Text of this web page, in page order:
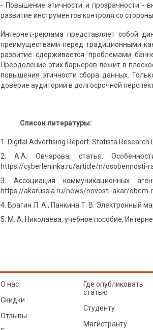
- Повышение этичности и прозрачности -
развитие инструментов контроля со
Интернет-реклама представляет собой
преимуществами перед традиционными
развитие сдерживается проблемами
Преодоление этих барьеров лежит в
повышения этичности сбора данных.
доверие аудитории в долгосрочной
Список литературы:
Digital Advertising Report. Statista Research
А.А. Овчарова, статья,
https://cyberleninka.ru/article/n/osobennosti-
Ассоциация коммуникационных
https://akarussia.ru/news/novosti-akar/
Брагин Л. А., Панкина Т. В. Электронный
М. А. Николаева, учебное пособие,
О нас
Скидки
Отзывы
Где опубликовать
статью
Студенту
Магистранту